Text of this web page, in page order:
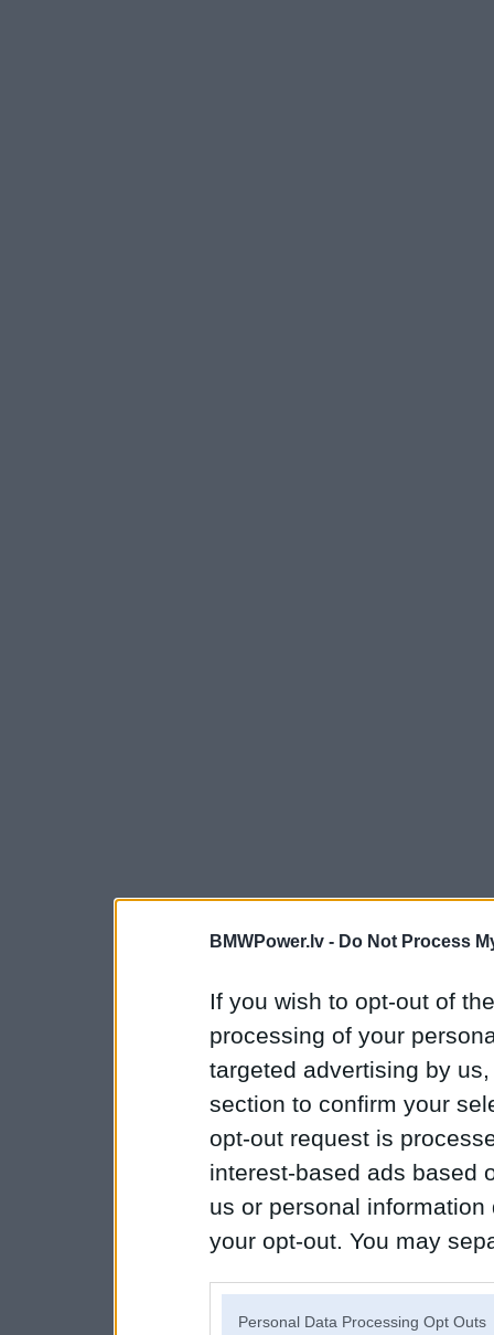
BMWPower.lv - Do Not Process
If you wish to opt-out of
processing of your
targeted advertising by
section to confirm your
opt-out request is
interest-based ads based
us or personal
your opt-out. You may
Personal Data Processing Opt Outs